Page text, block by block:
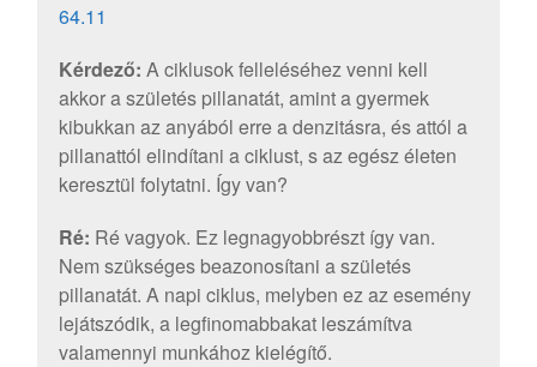
64.11
Kérdező: A ciklusok felleléséhez venni kell
akkor a születés pillanatát, amint a gyermek
kibukkan az anyából erre a denzitásra, és attól a
pillanattól elindítani a ciklust, s az egész életen
keresztül folytatni. Így van?
Ré: Ré vagyok. Ez legnagyobbrészt így van.
Nem szükséges beazonosítani a születés
pillanatát. A napi ciklus, melyben ez az esemény
lejátszódik, a legfinomabbakat leszámítva
valamennyi munkához kielégítő.